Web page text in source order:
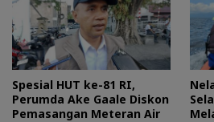
Spesial HUT ke-81 RI,
Perumda Ake Gaale Diskon
Pemasangan Meteran Air